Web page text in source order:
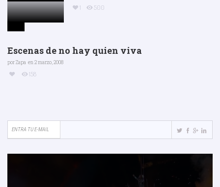
1 500
Escenas de no hay quien viva
porZapa en 2 marzo, 2008
158